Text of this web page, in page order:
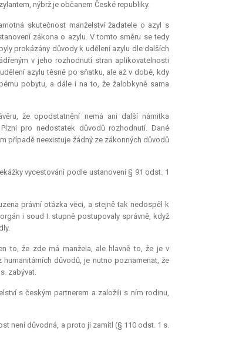
nýbrž je občanem České republiky.
skutečnost manželství žadatele o azyl s
zákona o azylu. V tomto směru se tedy
prokázány důvody k udělení azylu dle dalších
v jeho rozhodnutí stran aplikovatelnosti
azylu těsně po sňatku, ale až v době, kdy
pobytu, a dále i na to, že žalobkyně sama
že opodstatnění nemá ani další námitka
pro nedostatek důvodů rozhodnutí. Dané
případě neexistuje žádný ze zákonných důvodů
vycestování podle ustanovení § 91 odst. 1
právní otázka věci, a stejně tak nedospěl k
i soud I. stupně postupovaly správně, když
to, že zde má manžela, ale hlavně to, že je v
důvodů, je nutno poznamenat, že
zabývat.
s českým partnerem a založili s ním rodinu,
není důvodná, a proto ji zamítl (§ 110 odst. 1 s.